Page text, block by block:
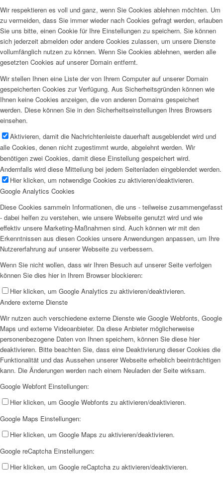
Wir respektieren es voll und ganz, wenn Sie Cookies ablehnen möchten. Um
zu vermeiden, dass Sie immer wieder nach Cookies gefragt werden, erlauben
Sie uns bitte, einen Cookie für Ihre Einstellungen zu speichern. Sie können
sich jederzeit abmelden oder andere Cookies zulassen, um unsere Dienste
vollumfänglich nutzen zu können. Wenn Sie Cookies ablehnen, werden alle
gesetzten Cookies auf unserer Domain entfernt.
Wir stellen Ihnen eine Liste der von Ihrem Computer auf unserer Domain
gespeicherten Cookies zur Verfügung. Aus Sicherheitsgründen können wie
Ihnen keine Cookies anzeigen, die von anderen Domains gespeichert
werden. Diese können Sie in den Sicherheitseinstellungen Ihres Browsers
einsehen.
Aktivieren, damit die Nachrichtenleiste dauerhaft ausgeblendet wird und
alle Cookies, denen nicht zugestimmt wurde, abgelehnt werden. Wir
benötigen zwei Cookies, damit diese Einstellung gespeichert wird.
Andernfalls wird diese Mitteilung bei jedem Seitenladen eingeblendet werden.
Hier klicken, um notwendige Cookies zu aktivieren/deaktivieren.
Google Analytics Cookies
Diese Cookies sammeln Informationen, die uns - teilweise zusammengefasst
- dabei helfen zu verstehen, wie unsere Webseite genutzt wird und wie
effektiv unsere Marketing-Maßnahmen sind. Auch können wir mit den
Erkenntnissen aus diesen Cookies unsere Anwendungen anpassen, um Ihre
Nutzererfahrung auf unserer Webseite zu verbessern.
Wenn Sie nicht wollen, dass wir Ihren Besuch auf unserer Seite verfolgen
können Sie dies hier in Ihrem Browser blockieren:
Hier klicken, um Google Analytics zu aktivieren/deaktivieren.
Andere externe Dienste
Wir nutzen auch verschiedene externe Dienste wie Google Webfonts, Google
Maps und externe Videoanbieter. Da diese Anbieter möglicherweise
personenbezogene Daten von Ihnen speichern, können Sie diese hier
deaktivieren. Bitte beachten Sie, dass eine Deaktivierung dieser Cookies die
Funktionalität und das Aussehen unserer Webseite erheblich beeinträchtigen
kann. Die Änderungen werden nach einem Neuladen der Seite wirksam.
Google Webfont Einstellungen:
Hier klicken, um Google Webfonts zu aktivieren/deaktivieren.
Google Maps Einstellungen:
Hier klicken, um Google Maps zu aktivieren/deaktivieren.
Google reCaptcha Einstellungen:
Hier klicken, um Google reCaptcha zu aktivieren/deaktivieren.